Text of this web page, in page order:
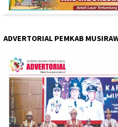
ADVERTORIAL PEMKAB